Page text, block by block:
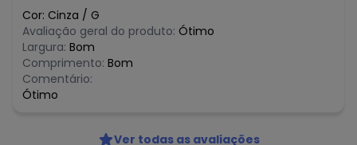
fevereiro/2026
Cor: Cinza / G
Avaliação geral do produto: Ótimo
Largura: Bom
Comprimento: Bom
Comentário:
Ótimo
Ver todas as avaliações